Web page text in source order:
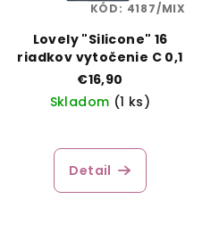
Lovely "Silicone" 16
riadkov vytočenie C 0,1
€16,90
Skladom (1 ks)
Detail
KÓD: 4187/MIX